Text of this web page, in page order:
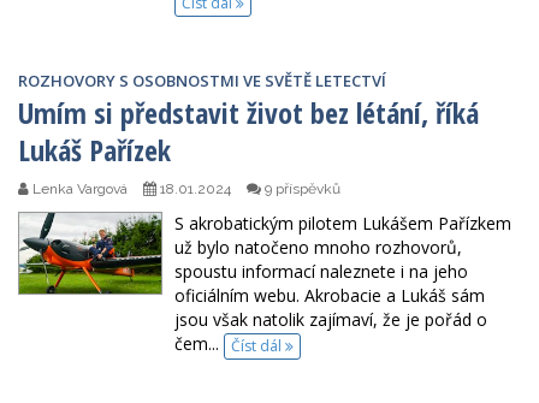
ROZHOVORY S OSOBNOSTMI VE SVĚTĚ LETECTVÍ
Umím si představit život bez létání, říká
Lukáš Pařízek
Lenka Vargová 18.01.2024 9 příspěvků
S akrobatickým pilotem Lukášem Pařízkem
už bylo natočeno mnoho rozhovorů,
spoustu informací naleznete i na jeho
oficiálním webu. Akrobacie a Lukáš sám
jsou však natolik zajímaví, že je pořád o
čem...
Číst dál